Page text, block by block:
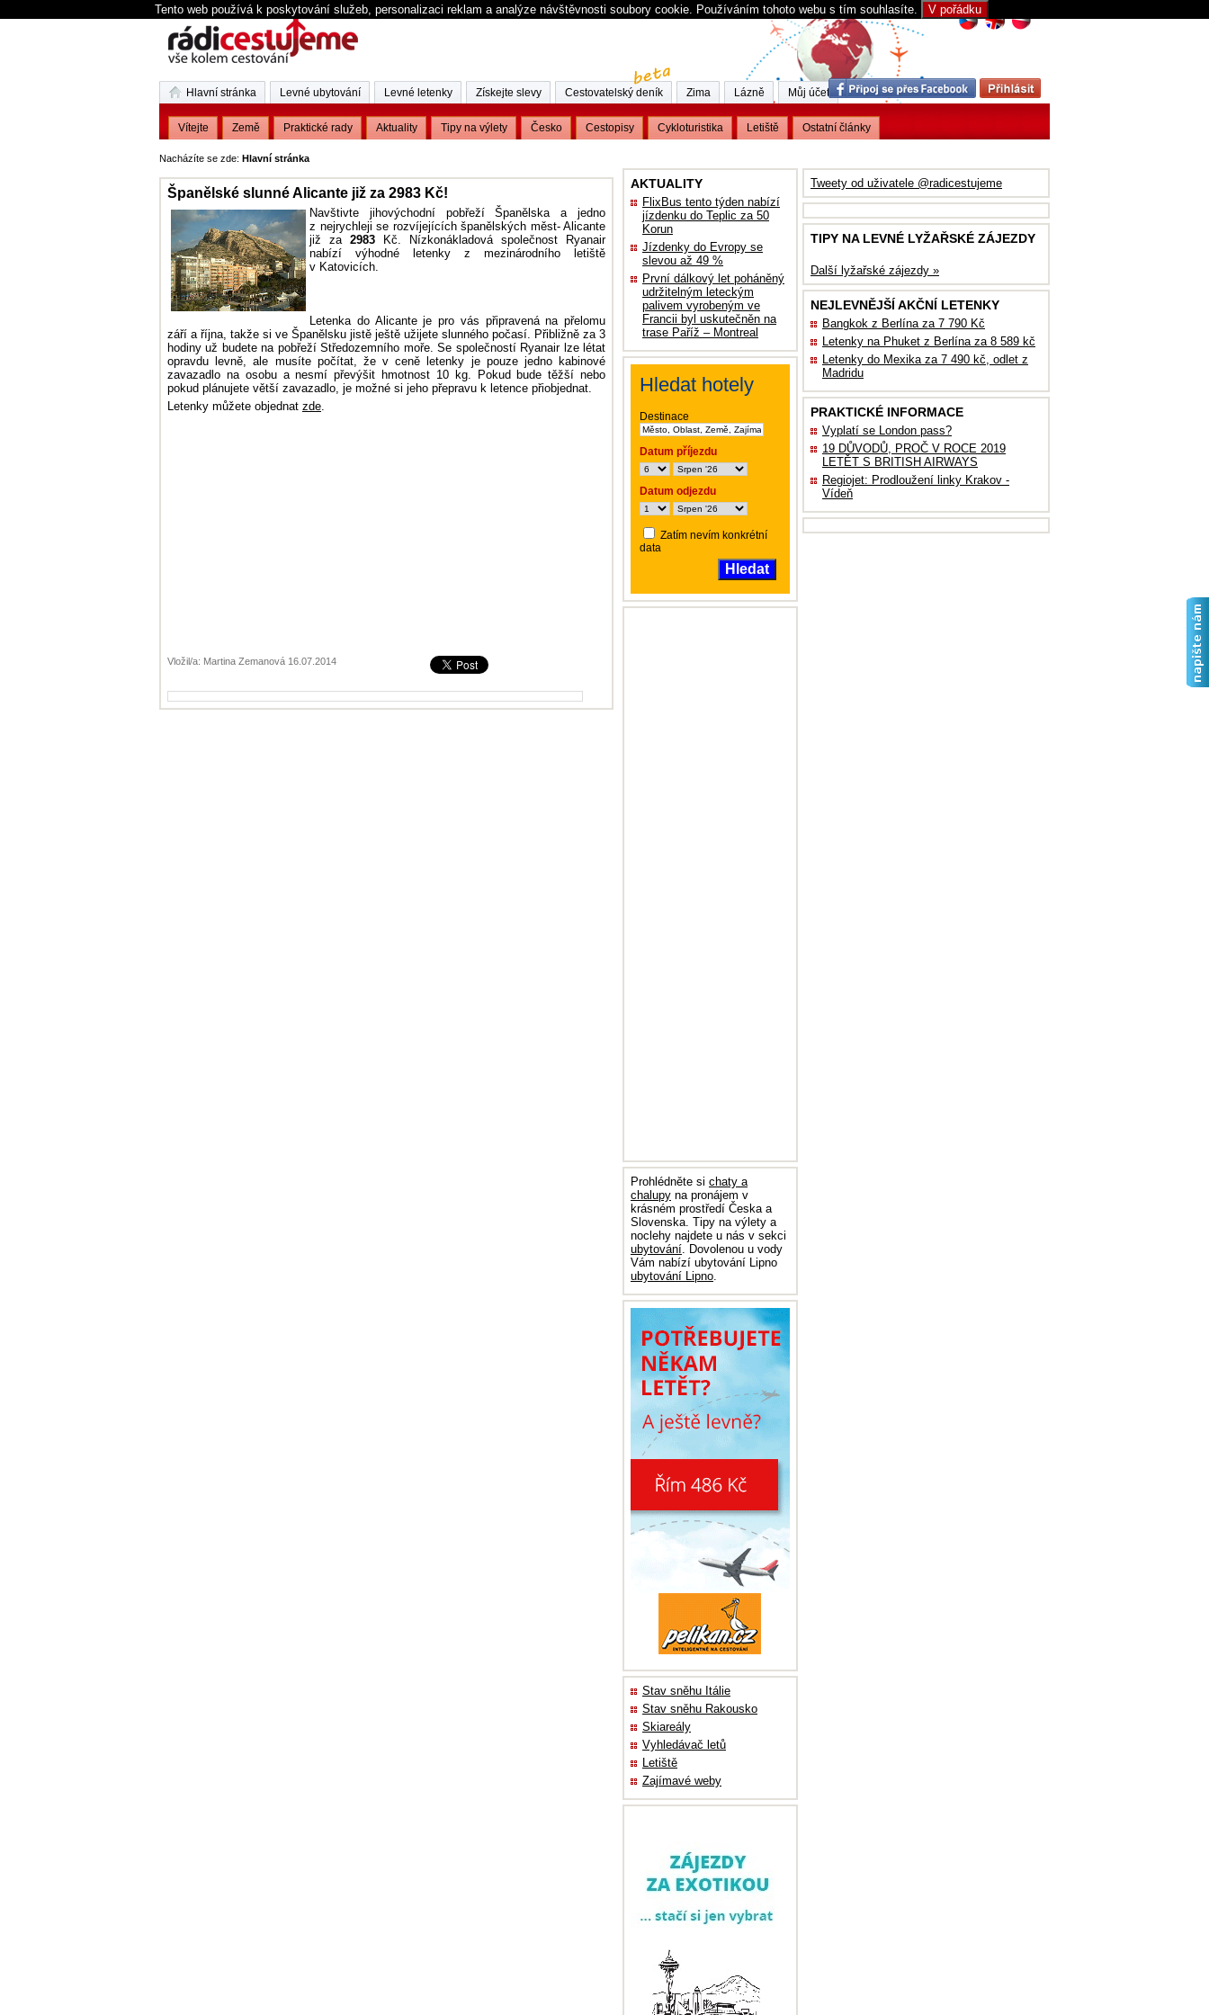
Tento web používá k poskytování služeb, personalizaci reklam a analýze návštěvnosti soubory cookie. Používáním tohoto webu s tím souhlasíte. V pořádku
Nacházíte se zde: Hlavní stránka
Španělské slunné Alicante již za 2983 Kč!
Navštivte jihovýchodní pobřeží Španělska a jedno
z nejrychleji se rozvíjejících španělských měst- Alicante
již za 2983 Kč. Nízkonákladová společnost Ryanair
nabízí výhodné letenky z mezinárodního letiště
v Katovicích.
Letenka do Alicante je pro vás připravená na přelomu
září a října, takže si ve Španělsku jistě ještě užijete slunného počasí. Přibližně za 3
hodiny už budete na pobřeží Středozemního moře. Se společností Ryanair lze létat
opravdu levně, ale musíte počítat, že v ceně letenky je pouze jedno kabinové
zavazadlo na osobu a nesmí převýšit hmotnost 10 kg. Pokud bude těžší nebo
pokud plánujete větší zavazadlo, je možné si jeho přepravu k letence přiobjednat.
Letenky můžete objednat zde.
Vložil/a: Martina Zemanová 16.07.2014
Tweety od uživatele @radicestujeme
TIPY NA LEVNÉ LYŽAŘSKÉ ZÁJEZDY
Další lyžařské zájezdy »
NEJLEVNĚJŠÍ AKČNÍ LETENKY
Bangkok z Berlína za 7 790 Kč
Letenky na Phuket z Berlína za 8 589 kč
Letenky do Mexika za 7 490 kč, odlet z
Madridu
PRAKTICKÉ INFORMACE
Vyplatí se London pass?
19 DŮVODŮ, PROČ V ROCE 2019
LETĚT S BRITISH AIRWAYS
Regiojet: Prodloužení linky Krakov -
Vídeň
AKTUALITY
FlixBus tento týden nabízí
jízdenku do Teplic za 50
Korun
Jízdenky do Evropy se
slevou až 49 %
První dálkový let poháněný
udržitelným leteckým
palivem vyrobeným ve
Francii byl uskutečněn na
trase Paříž – Montreal
Hledat hotely
Destinace
Datum příjezdu
Datum odjezdu
Zatím nevím konkrétní
data
Hledat
Prohlédněte si chaty a
chalupy na pronájem v
krásném prostředí Česka a
Slovenska. Tipy na výlety a
noclehy najdete u nás v sekci
ubytování. Dovolenou u vody
Vám nabízí ubytování Lipno
ubytování Lipno.
Stav sněhu Itálie
Stav sněhu Rakousko
Skiareály
Vyhledávač letů
Letiště
Zajímavé weby
Hlavní stránka
Vítejte Země Praktické rady Aktuality Tipy na výlety Česko Cestopisy Cykloturistika Letiště Ostatní články
Levné ubytování Levné letenky Získejte slevy Cestovatelský deník Zima Lázně Můj účet